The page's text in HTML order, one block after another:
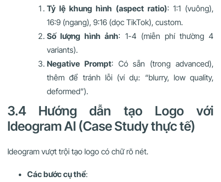
Tỷ lệ khung hình (aspect ratio): 1:1 (vuông),
16:9 (ngang), 9:16 (dọc TikTok), custom.
Số lượng hình ảnh: 1-4 (miễn phí thường 4
variants).
Negative Prompt: Có sẵn (trong advanced),
thêm để tránh lỗi (ví dụ: “blurry, low quality,
deformed”).
3.4 Hướng dẫn tạo Logo với
Ideogram AI (Case Study thực tế)
Ideogram vượt trội tạo logo có chữ rõ nét.
Các bước cụ thể: